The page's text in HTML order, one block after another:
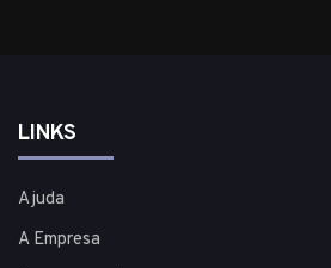
LINKS
Ajuda
A Empresa